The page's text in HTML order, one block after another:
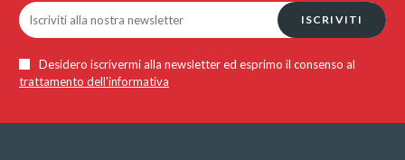
ISCRIVITI
Desidero iscrivermi alla newsletter ed esprimo il consenso al
trattamento dell'informativa